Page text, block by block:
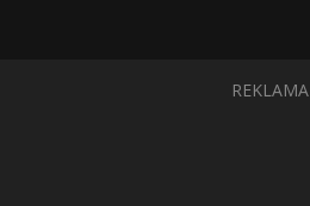
REKLAMA